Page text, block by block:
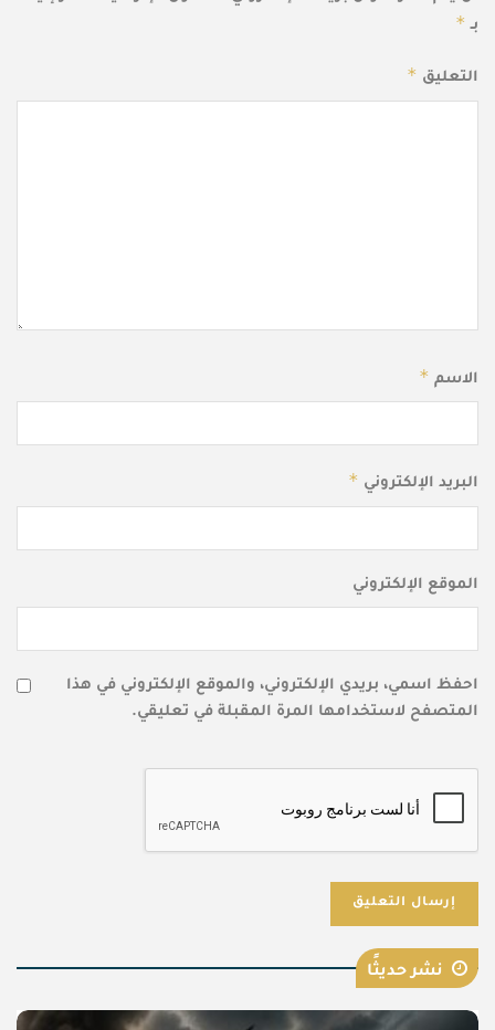
بـ *
التعليق *
الاسم *
البريد الإلكتروني *
الموقع الإلكتروني
احفظ اسمي، بريدي الإلكتروني، والموقع الإلكتروني في هذا
المتصفح لاستخدامها المرة المقبلة في تعليقي.
نشر حديثًا